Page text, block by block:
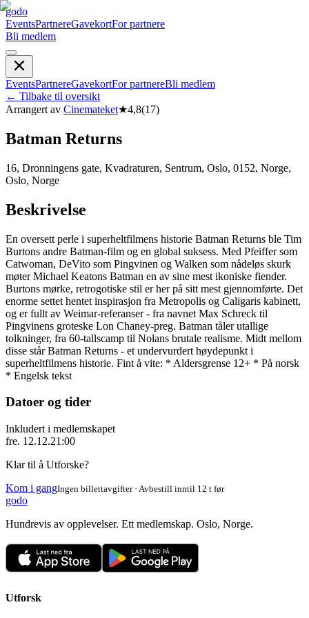
godo
EventsPartnereGavekortFor partnere
Bli medlem
EventsPartnereGavekortFor partnereBli medlem
← Tilbake til oversikt
Arrangert av Cinemateket★4,8(17)
Batman Returns
16, Dronningens gate, Kvadraturen, Sentrum, Oslo, 0152, Norge,
Oslo, Norge
Beskrivelse
En oversett perle i superheltfilmens historie Batman Returns ble Tim
Burtons andre Batman-film og en global suksess. Med Pfeiffer som
Catwoman, DeVito som Pingvinen og Walken som nådeløs skurk
møter Michael Keatons Batman en av sine mest ikoniske fiender.
Burtons mørke, retrogotiske stil er her på sitt mest gjennomførte. Det
enorme settet hentet inspirasjon fra Metropolis og Caligaris kabinett,
og er fullt av Weimar-referanser - fra navnet Max Schreck til
Pingvinens groteske Lon Chaney-preg. Batman tåler utallige
tolkninger, fra 60-tallscamp til Nolans brutale realisme. Midt mellom
disse står Batman Returns - et undervurdert høydepunkt i
superheltfilmens historie. Fint å vite: * Aldersgrense 12+ * På norsk
* Engelsk tekst
Datoer og tider
Inkludert i medlemskapet
fre. 12.12.21:00
Klar til å Utforske?
Kom i gangIngen billettavgifter · Avbestill inntil 12 t før
godo
Hundrevis av opplevelser. Ett medlemskap. Oslo, Norge.
Utforsk